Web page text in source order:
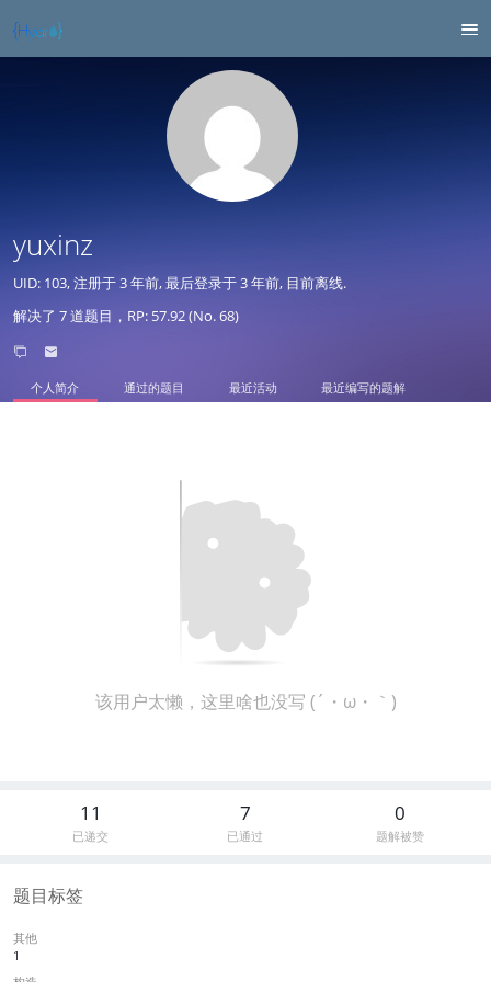
yuxinz
UID: 103, 注册于3 年前, 最后登录于3 年前, 目前离线.
解决了 7 道题目，RP: 57.92 (No. 68)
个人简介 通过的题目 最近活动 最近编写的题解
该用户太懒，这里啥也没写 (´・ω・｀)
11
已递交
7
已通过
0
题解被赞
题目标签
其他
1